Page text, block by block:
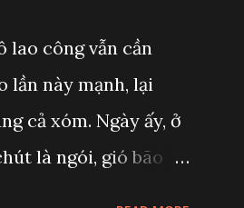
lao công vẫn cần
lần này mạnh, lại
cả xóm. Ngày ấy, ở
là ngói, gió bão